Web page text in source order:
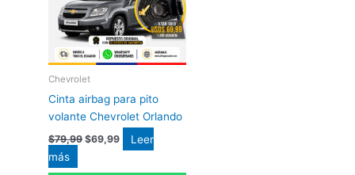
Chevrolet
Cinta airbag para pito
volante Chevrolet Orlando
$79,99 $69,99
Leer
más